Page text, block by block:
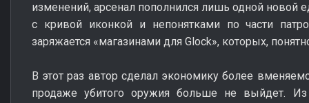
изменений, арсенал пополнился лишь одной новой
с кривой иконкой и непонятками по части
заряжается «магазинами для Glock», которых,
В этот раз автор сделал экономику более
продаже убитого оружия больше не выйдет.